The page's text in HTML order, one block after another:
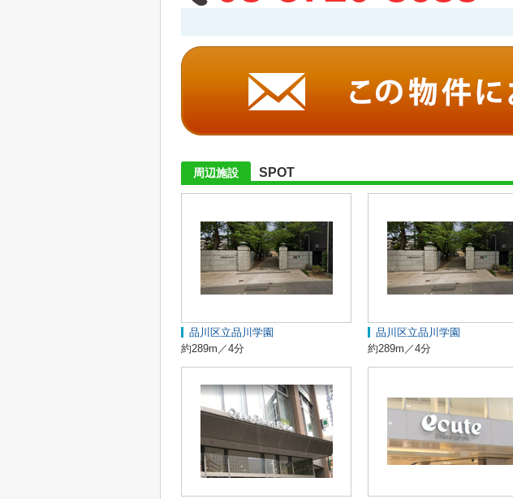
周辺施設 SPOT
品川区立品川学園
約289m／4分
品川区立品川学園
約289m／4分